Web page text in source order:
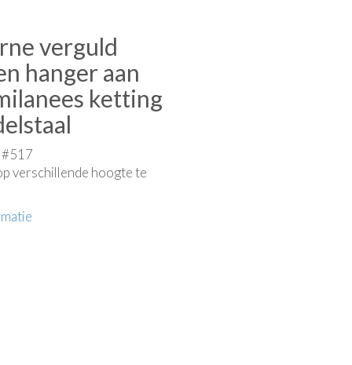
verguld
hanger aan
ketting
verschillende hoogte te